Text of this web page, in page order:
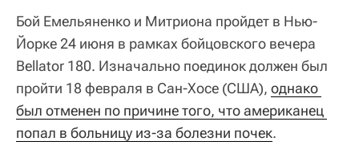
Бой Емельяненко и Митриона пройдет в Нью-
Йорке 24 июня в рамках бойцовского вечера
Bellator 180. Изначально поединок должен был
пройти 18 февраля в Сан-Хосе (США), однако
был отменен по причине того, что американец
попал в больницу из-за болезни почек.